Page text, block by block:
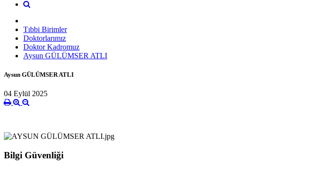
Tıbbi Birimler
Doktorlarımız
Doktor Kadromuz
Aysun GÜLÜMSER ATLI
Aysun GÜLÜMSER ATLI
04 Eylül 2025
Bilgi Güvenliği